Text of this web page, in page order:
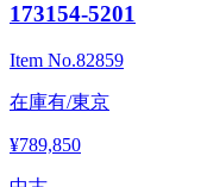
173154-5201
Item No.82859
在庫有/東京
¥789,850